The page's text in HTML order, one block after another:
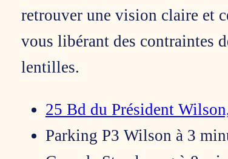
retrouver une vision claire et
vous libérant des contraintes
lentilles.
25 Bd du Président
Parking P3 Wilson à 3